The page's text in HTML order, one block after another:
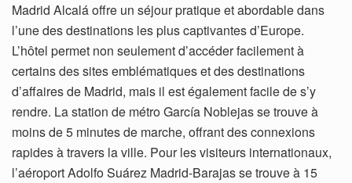
Madrid Alcalá offre un séjour pratique et abordable dans
l’une des destinations les plus captivantes d’Europe.
L’hôtel permet non seulement d’accéder facilement à
certains des sites emblématiques et des destinations
d’affaires de Madrid, mais il est également facile de s’y
rendre. La station de métro García Noblejas se trouve à
moins de 5 minutes de marche, offrant des connexions
rapides à travers la ville. Pour les visiteurs internationaux,
l’aéroport Adolfo Suárez Madrid-Barajas se trouve à 15